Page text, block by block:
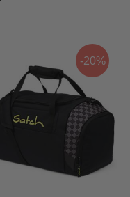
-20%